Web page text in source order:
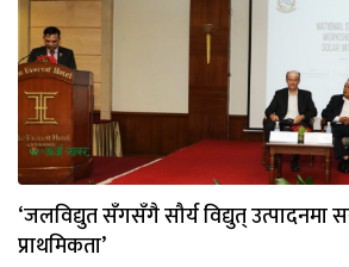
‘जलविद्युत सँगसँगै सौर्य विद्युत् उत्पादनमा
प्राथमिकता’